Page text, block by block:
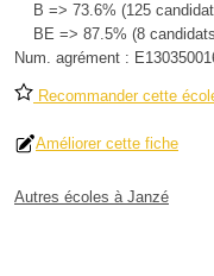
B => 73.6% (125
BE => 87.5% (8
Num. agrément :
Recommander cette
Améliorer cette fiche
Autres écoles à Janzé